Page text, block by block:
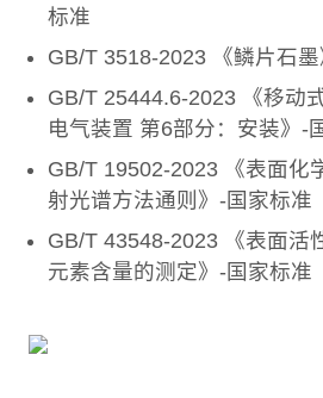
标准
GB/T 3518-2023 《鳞片石
GB/T 25444.6-2023 《移动
电气装置 第6部分：安装》-
GB/T 19502-2023 《表面化
射光谱方法通则》-国家标准
GB/T 43548-2023 《表面活
元素含量的测定》-国家标准